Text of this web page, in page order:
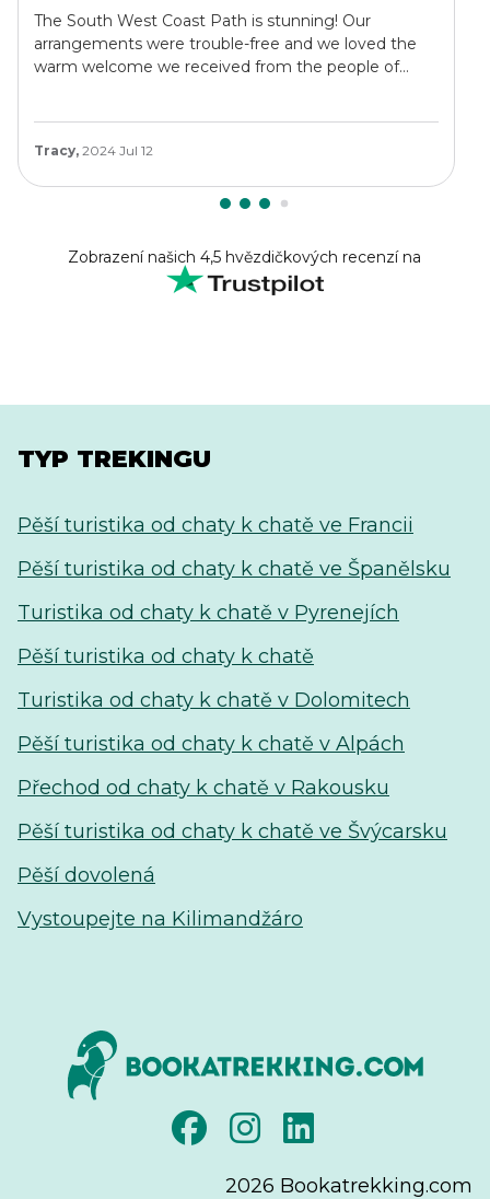
The South West Coast Path is stunning! Our
arrangements were trouble-free and we loved the
warm welcome we received from the people of
to cliff type of walking. Next time, we would split up
these long legs.
Tracy, 2024 Jul 12
Zobrazení našich 4,5 hvězdičkových recenzí na
TYP TREKINGU
Pěší turistika od chaty k chatě ve Francii
Pěší turistika od chaty k chatě ve Španělsku
Turistika od chaty k chatě v Pyrenejích
Pěší turistika od chaty k chatě
Turistika od chaty k chatě v Dolomitech
Pěší turistika od chaty k chatě v Alpách
Přechod od chaty k chatě v Rakousku
Pěší turistika od chaty k chatě ve Švýcarsku
Pěší dovolená
Vystoupejte na Kilimandžáro
2026 Bookatrekking.com